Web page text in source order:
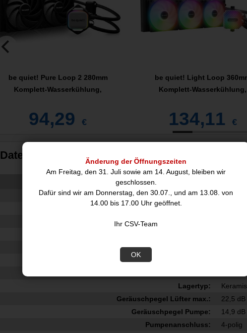
Änderung der Öffnungszeiten
Am Freitag, den 31. Juli sowie am 14. August, bleiben wir
geschlossen.
Dafür sind wir am Donnerstag, den 30.07., und am 13.08. von
14.00 bis 17.00 Uhr geöffnet.
Ihr CSV-Team
OK
be quiet! Pure Loop 2 280mm
Komplett-Wasserkühlung,
94,29 €
be quiet! Light Loop
Komplett-Wasserkühlung,
134,11 €
Datenblatt
Empfohlene Platzierung:
All-in-
Lüfterdurchmesser:
Maximaler Luftstrom:
63,15
107,3
3,14
Lagertyp:
Geräuschpegel Lüfter max.:
22,5 dB
Geräuschpegel Pumpe:
14,9 dB
Pumpenanschluss:
4-polig